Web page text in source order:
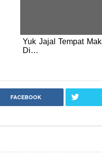
Yuk Jajal Tempat
Di…
FACEBOOK